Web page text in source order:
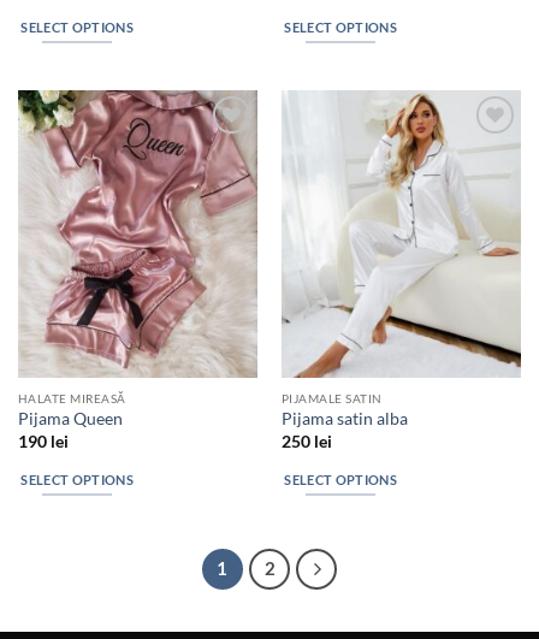
SELECT OPTIONS SELECT OPTIONS
Add to
wishlist
HALATE MIREASĂ
Pijama Queen
190 lei
SELECT OPTIONS
Add to
PIJAMALE SATIN
Pijama satin alba
250 lei
SELECT OPTIONS
1 2